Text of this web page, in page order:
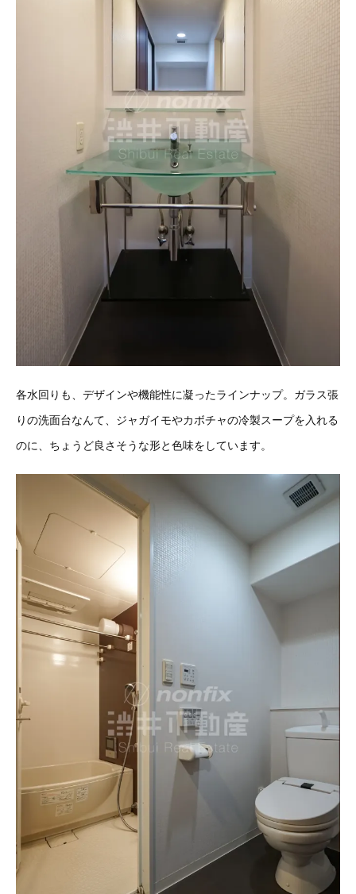
各水回りも、デザインや機能性に凝ったラインナップ。ガラス張
りの洗面台なんて、ジャガイモやカボチャの冷製スープを入れる
のに、ちょうど良さそうな形と色味をしています。